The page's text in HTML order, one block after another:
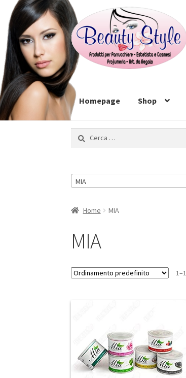
Vai
alla
navigazione
Vai
al
contenuto
Homepage Shop
Ricerca
per:
MIA
Home MIA
MIA